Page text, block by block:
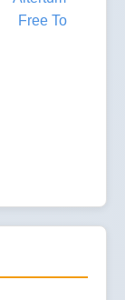
Free To